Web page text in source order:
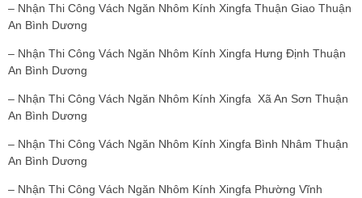
– Nhận Thi Công Vách Ngăn Nhôm Kính Xingfa Thuận Giao Thuận
An Bình Dương
– Nhận Thi Công Vách Ngăn Nhôm Kính Xingfa Hưng Định Thuận
An Bình Dương
– Nhận Thi Công Vách Ngăn Nhôm Kính Xingfa Xã An Sơn Thuận
An Bình Dương
– Nhận Thi Công Vách Ngăn Nhôm Kính Xingfa Bình Nhâm Thuận
An Bình Dương
– Nhận Thi Công Vách Ngăn Nhôm Kính Xingfa Phường Vĩnh